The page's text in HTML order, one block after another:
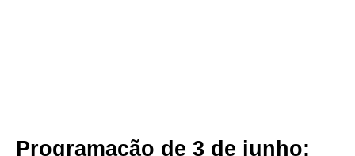
Programação de 3 de junho: